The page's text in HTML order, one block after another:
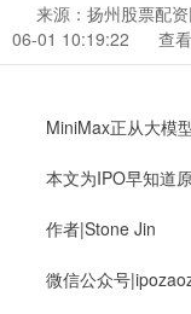
来源：扬州股票配
06-01 10:19:22
查
MiniMax正从大模型
本文为IPO早知道
作者|Stone Jin
微信公众号